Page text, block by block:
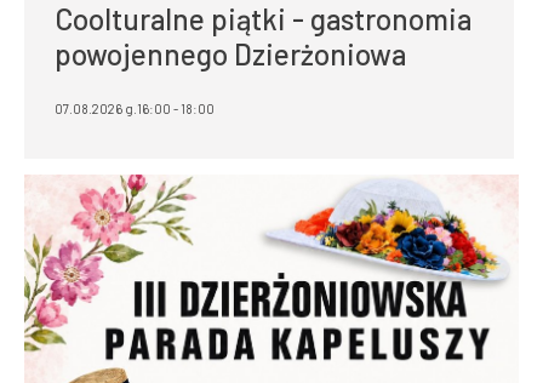
Coolturalne piątki - gastronomia
powojennego Dzierżoniowa
07.08.2026 g.16:00 - 18:00